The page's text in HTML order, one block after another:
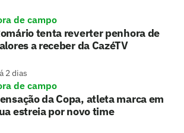
de campo
tenta reverter penhora de
a receber da CazéTV
2 dias
de campo
da Copa, atleta marca em
estreia por novo time